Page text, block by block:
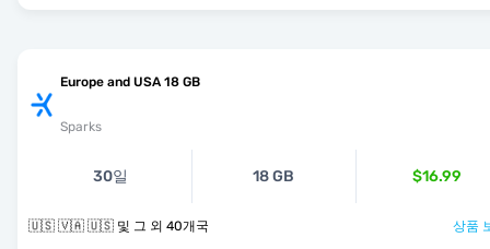
Europe and USA 18 GB
Sparks
30일 18 GB $16.99
🇺🇸 🇻🇦 🇺🇸 및 그 외 40개국 상품